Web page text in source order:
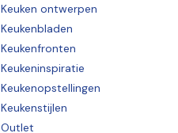
Keuken ontwerpen
Keukenbladen
Keukenfronten
Keukeninspiratie
Keukenopstellingen
Keukenstijlen
Outlet